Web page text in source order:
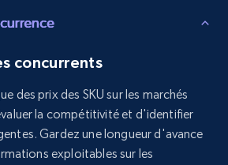
concurrents
des prix des SKU sur les marchés
la compétitivité et d'identifier
Gardez une longueur d'avance
exploitables sur les